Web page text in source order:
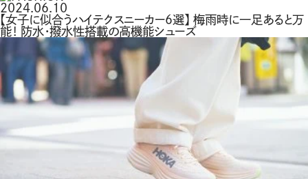
2024.06.10
【女子に似合うハイテクスニーカー6選】 梅雨時に一足あると万
能！ 防水・撥水性搭載の高機能シューズ